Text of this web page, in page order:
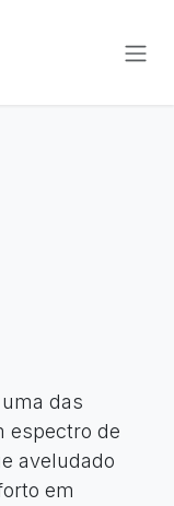
uma das
espectro de
aveludado
em